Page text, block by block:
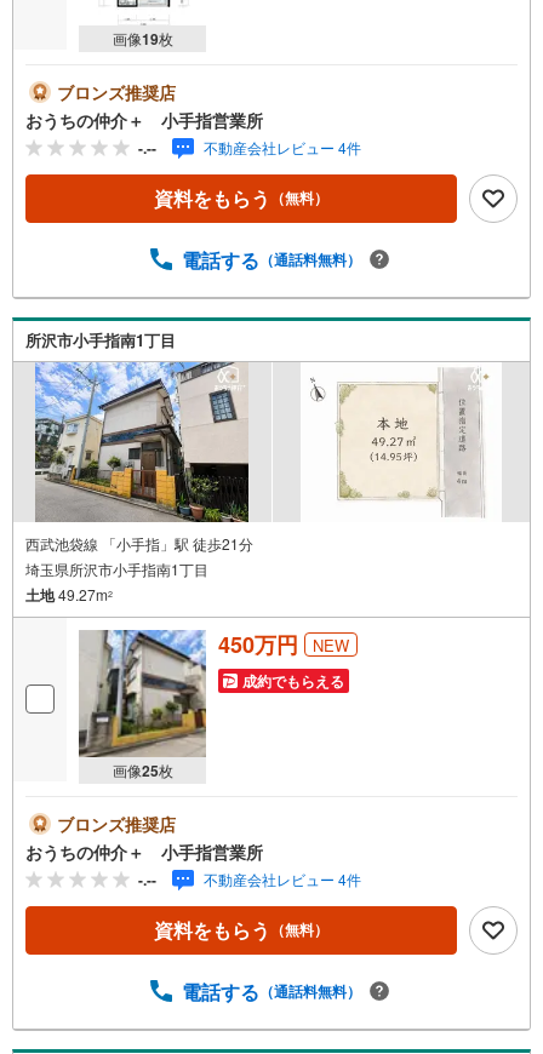
画像19枚
ブロンズ推奨店
おうちの仲介＋ 小手指営業所
-.-- 不動産会社レビュー 4件
資料をもらう （無料）
電話する （通話料無料）
所沢市小手指南1丁目
西武池袋線 「小手指」駅 徒歩21分
埼玉県所沢市小手指南1丁目
土地49.27m2
画像25枚
450万円 NEW
成約でもらえる
ブロンズ推奨店
おうちの仲介＋ 小手指営業所
-.-- 不動産会社レビュー 4件
資料をもらう （無料）
電話する （通話料無料）